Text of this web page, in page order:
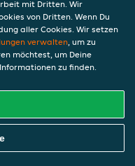
mit Dritten. Wir
von Dritten. Wenn Du
aller Cookies. Wir setzen
verwalten, um zu
möchtest, um Deine
zu finden.